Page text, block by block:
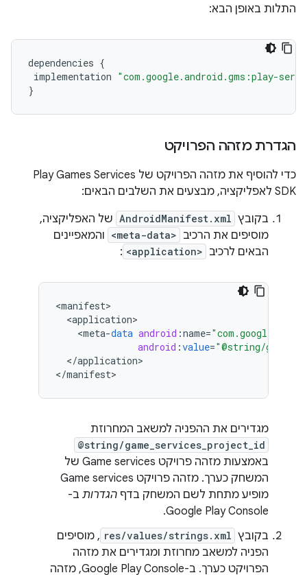
התלות באופן הבא:
dependencies {
implementation "com.google.android.gms:play-
}
הגדרת מזהה הפרויקט
כדי להוסיף את מזהה הפרויקט של Play Games Services
SDK לאפליקציה, מבצעים את השלבים הבאים:
בקובץ AndroidManifest.xml של האפליקציה,
מוסיפים את הרכיב <meta-data> והמאפיינים
הבאים לרכיב <application>
:
<manifest
<application
<meta-data android :name=
android :value="@string/
</application>
</manifest
מגדירים את ההפניה למשאב המחרוזת
@string/game_services_project_id
באמצעות מזהה פרויקט Game services של
המשחק כערך. מזהה פרויקט Game services
מופיע מתחת לשם המשחק בדף הגדרות ב-
Google Play Console.
בקובץ res/values/strings.xml , מוסיפים
הפניה למשאב מחרוזת ומגדירים את מזהה
הפרויקט כערך. ב-Google Play Console, מזהה